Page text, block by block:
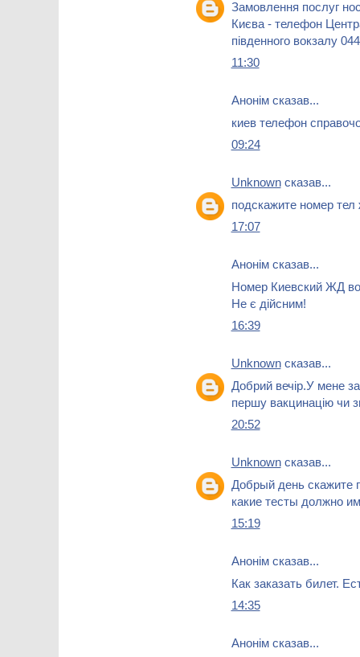
Замовлення послуг
Києва - телефон
південного вокзалу
11:30
Анонім сказав...
киев телефон
09:24
Unknownсказав...
подскажите номер
17:07
Анонім сказав...
Номер Киевский ЖД
Не є дійсним!
16:39
Unknownсказав...
Добрий вечір.У мене
першу вакцинацію чи
20:52
Unknownсказав...
Добрый день скажите
какие тесты должно
15:19
Анонім сказав...
Как заказать билет.
14:35
Анонім сказав...